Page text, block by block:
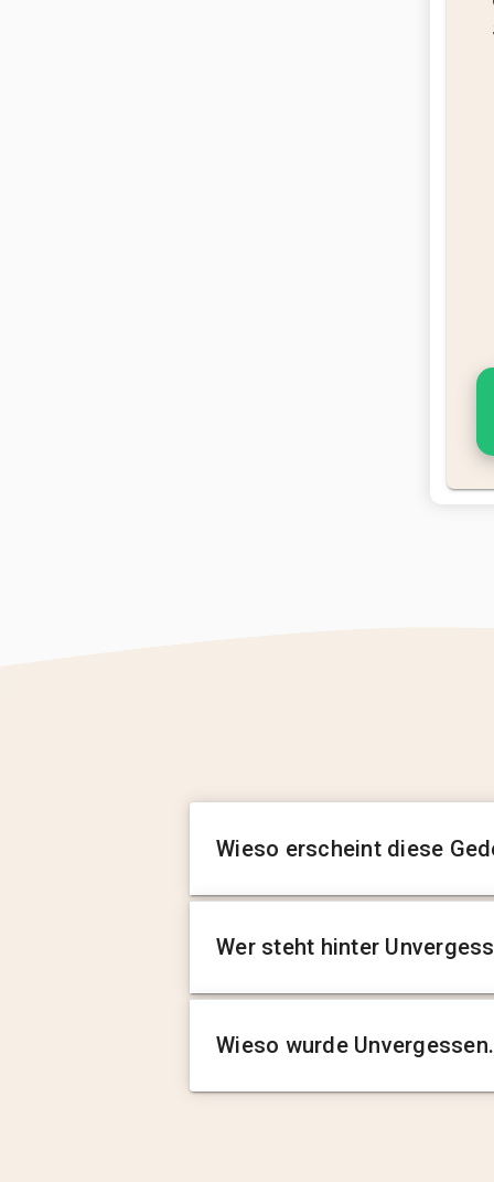
Wieso erscheint diese
Wer steht hinter
Wieso wurde